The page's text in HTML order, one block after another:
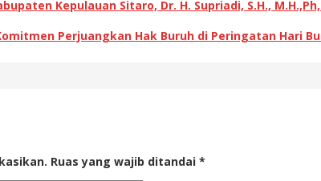
Kepulauan Sitaro, Dr. H. Supriadi, S.H.,
Perjuangkan Hak Buruh di Peringatan Hari
Ruas yang wajib ditandai *